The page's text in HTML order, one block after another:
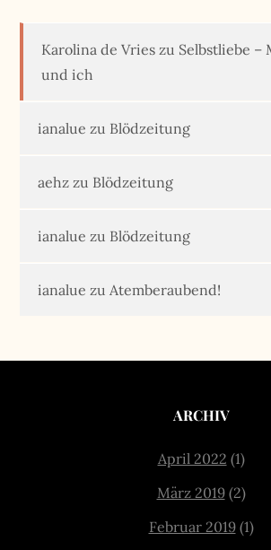
Karolina de Vries zu Selbstliebe –
und ich
ianalue zu Blödzeitung
aehz zu Blödzeitung
ianalue zu Blödzeitung
ianalue zu Atemberaubend!
ARCHIV
April 2022 (1)
März 2019(2)
Februar 2019(1)